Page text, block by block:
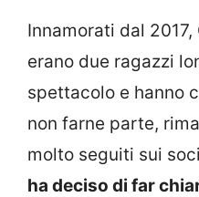
Innamorati dal
erano due ragazzi
spettacolo e hanno
non farne parte,
molto seguiti sui
ha deciso di far